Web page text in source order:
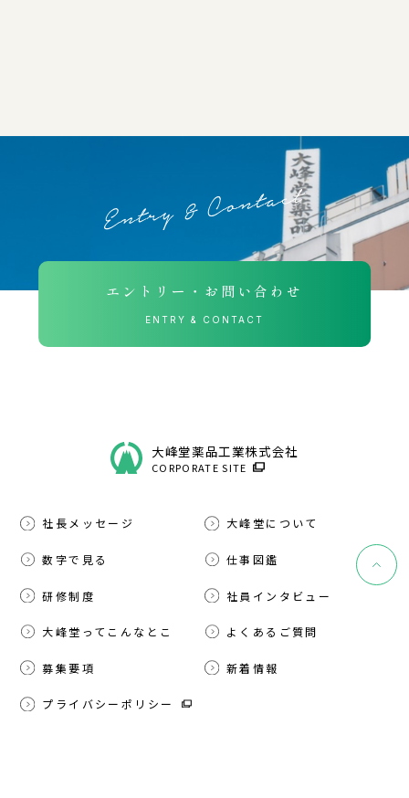
エントリー・お問い合わせ
ENTRY & CONTACT
大峰堂薬品工業株式会社
CORPORATE SITE
社長メッセージ 大峰堂について
数字で見る 仕事図鑑
研修制度 社員インタビュー
大峰堂ってこんなとこ よくあるご質問
募集要項 新着情報
プライバシーポリシー